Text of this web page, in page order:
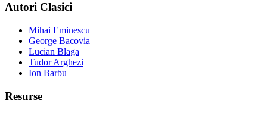
Autori Clasici
Mihai Eminescu
George Bacovia
Lucian Blaga
Tudor Arghezi
Ion Barbu
Resurse